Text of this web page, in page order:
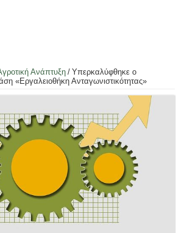
Ανάπτυξη / Υπερκαλύφθηκε ο
«Εργαλειοθήκη Ανταγωνιστικότητας»